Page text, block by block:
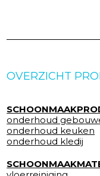
OVERZICHT
onderhoud
onderhoud keuken
onderhoud kledij